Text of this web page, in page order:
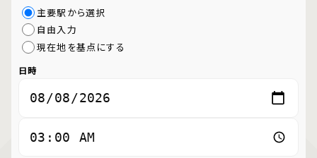
主要駅から選択
自由入力
現在地を基点にする
日時